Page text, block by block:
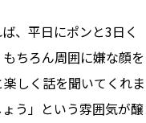
、平日にポンと3日く
ちろん周囲に嫌な顔を
しく話を聞いてくれま
う」という雰囲気が醸